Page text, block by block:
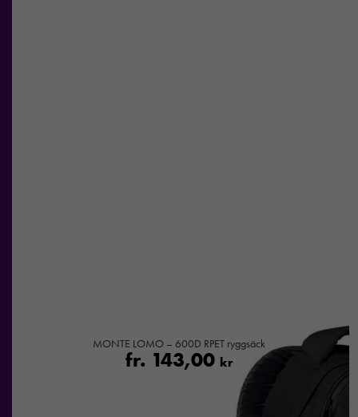
MONTE LOMO – 600D RPET ryggsäck
fr. 143,00 kr